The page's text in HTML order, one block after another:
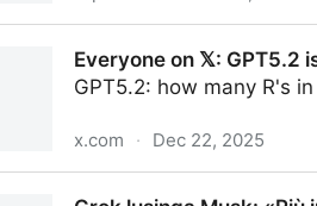
Everyone on 𝕏: GPT5.2
GPT5.2: how many R's
x.com · Dec 22, 2025